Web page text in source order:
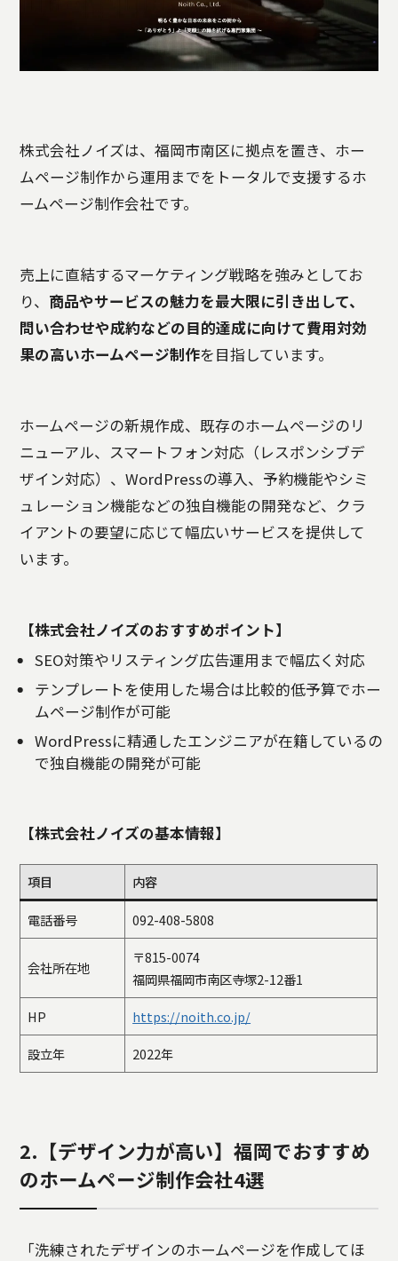
株式会社ノイズは、福岡市南区に拠点を置き、ホー
ムページ制作から運用までをトータルで支援するホ
ームページ制作会社です。
売上に直結するマーケティング戦略を強みとしてお
り、 商品やサービスの魅力を最大限に引き出して、
問い合わせや成約などの目的達成に向けて費用対効
果の高いホームページ制作を目指しています。
ホームページの新規作成、既存のホームページのリ
ニューアル、スマートフォン対応（レスポンシブデ
ザイン対応）、WordPressの導入、予約機能やシミ
ュレーション機能などの独自機能の開発など、クラ
イアントの要望に応じて幅広いサービスを提供して
います。
【株式会社ノイズのおすすめポイント】
SEO対策やリスティング広告運用まで幅広く対応
テンプレートを使用した場合は比較的低予算でホー
ムページ制作が可能
WordPressに精通したエンジニアが在籍しているの
で独自機能の開発が可能
【株式会社ノイズの基本情報】
項目 内容
電話番号 092-408-5808
会社所在地
〒815-0074
福岡県福岡市南区寺塚2-12番1
HP
https://noith.co.jp/
設立年
2022年
2.【デザイン力が高い】福岡でおすすめ
のホームページ制作会社4選
「洗練されたデザインのホームページを作成してほ